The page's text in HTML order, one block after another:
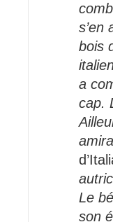
s’en
bois
a
cap.
Le
son